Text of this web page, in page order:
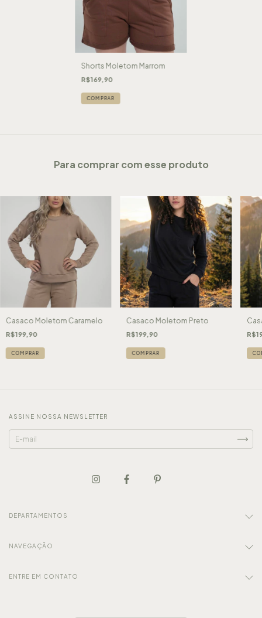
Shorts Moletom Marrom
R$169,90
COMPRAR
Para comprar com esse produto
Casaco Moletom Caramelo
R$199,90
COMPRAR
Casaco Moletom Preto
R$199,90
COMPRAR
ASSINE NOSSA NEWSLETTER
DEPARTAMENTOS
NAVEGAÇÃO
ENTRE EM CONTATO